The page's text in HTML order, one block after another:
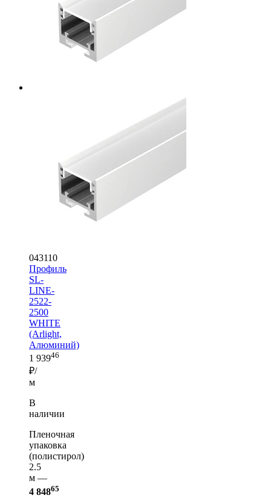
043110
Профиль
SL-
LINE-
2522-
2500
WHITE
(Arlight,
Алюминий)
1 93946
₽/
м
В
наличии
Пленочная
упаковка
(полистирол)
2.5
м —
4 84865